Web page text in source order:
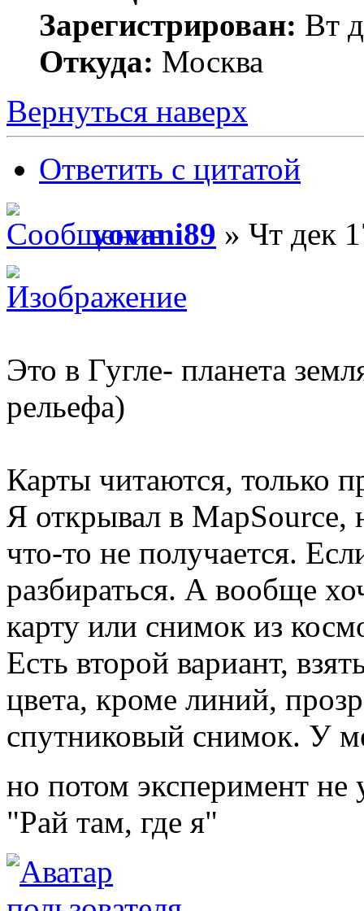
Зарегистрирован: Вт
Откуда: Москва
Вернуться наверх
Ответить с цитатой
vovani89 » Чт дек
Это в Гугле- планета
рельефа)
Карты читаются, только
Я открывал в MapSource,
что-то не получается.
разбираться. А вообще
карту или снимок из
Есть второй вариант,
цвета, кроме линий,
спутниковый снимок. У
но потом эксперимент не
"Рай там, где я"